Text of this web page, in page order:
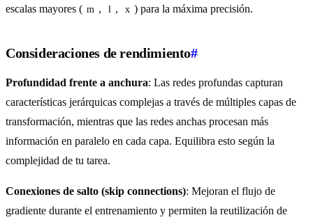
escalas mayores ( m , l , x ) para la máxima precisión.
Consideraciones de rendimiento#
Profundidad frente a anchura: Las redes profundas capturan
características jerárquicas complejas a través de múltiples capas de
transformación, mientras que las redes anchas procesan más
información en paralelo en cada capa. Equilibra esto según la
complejidad de tu tarea.
Conexiones de salto (skip connections): Mejoran el flujo de
gradiente durante el entrenamiento y permiten la reutilización de